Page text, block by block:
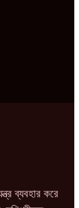
ব্যবহার করে